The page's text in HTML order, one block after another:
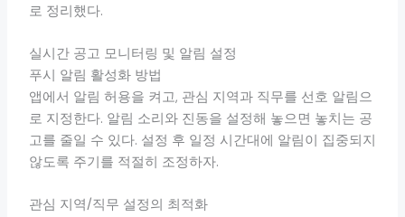
로 정리했다.
실시간 공고 모니터링 및 알림 설정
푸시 알림 활성화 방법
앱에서 알림 허용을 켜고, 관심 지역과 직무를 선호 알림으
로 지정한다. 알림 소리와 진동을 설정해 놓으면 놓치는 공
고를 줄일 수 있다. 설정 후 일정 시간대에 알림이 집중되지
않도록 주기를 적절히 조정하자.
관심 지역/직무 설정의 최적화